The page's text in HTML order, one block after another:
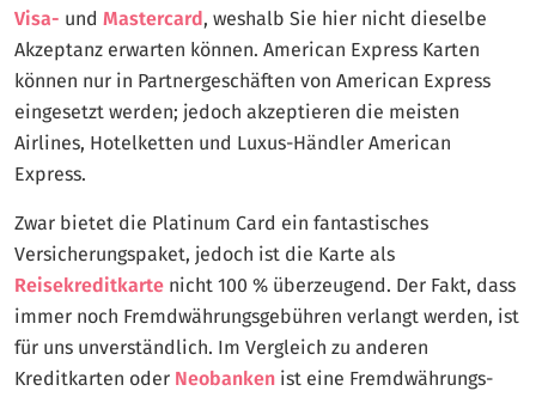
Visa- und Mastercard, weshalb Sie hier nicht dieselbe
Akzeptanz erwarten können. American Express Karten
können nur in Partnergeschäften von American Express
eingesetzt werden; jedoch akzeptieren die meisten
Airlines, Hotelketten und Luxus-Händler American
Express.
Zwar bietet die Platinum Card ein fantastisches
Versicherungspaket, jedoch ist die Karte als
Reisekreditkarte nicht 100 % überzeugend. Der Fakt, dass
immer noch Fremdwährungsgebühren verlangt werden, ist
für uns unverständlich. Im Vergleich zu anderen
Kreditkarten oder Neobanken ist eine Fremdwährungs-